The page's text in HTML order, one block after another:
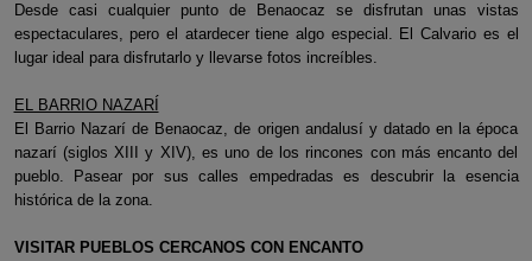
Desde casi cualquier punto de Benaocaz se disfrutan unas vistas
espectaculares, pero el atardecer tiene algo especial. El Calvario es el
lugar ideal para disfrutarlo y llevarse fotos increíbles.
EL BARRIO NAZARÍ
El Barrio Nazarí de Benaocaz, de origen andalusí y datado en la época
nazarí (siglos XIII y XIV), es uno de los rincones con más encanto del
pueblo. Pasear por sus calles empedradas es descubrir la esencia
histórica de la zona.
VISITAR PUEBLOS CERCANOS CON ENCANTO